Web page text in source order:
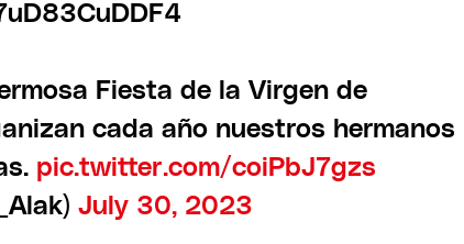
Fiesta de la Virgen de
cada año nuestros hermanos
pic.twitter.com/coiPbJ7gzs
July 30, 2023